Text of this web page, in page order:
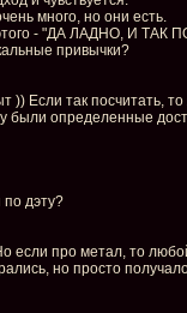
много, но они есть.
этого - "ДА ЛАДНО, И ТАК
привычки?
Если так посчитать,
были определенные
по дэту?
если про метал, то
но просто